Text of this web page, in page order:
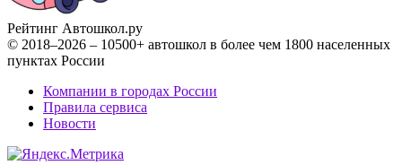
Рейтинг Автошкол.ру
© 2018–2026 – 10500+ автошкол в более чем 1800 населенных
пунктах России
Компании в городах России
Правила сервиса
Новости